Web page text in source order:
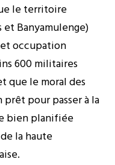
le territoire
Banyamulenge)
occupation
600 militaires
que le moral des
pour passer à la
bien planifiée
la haute